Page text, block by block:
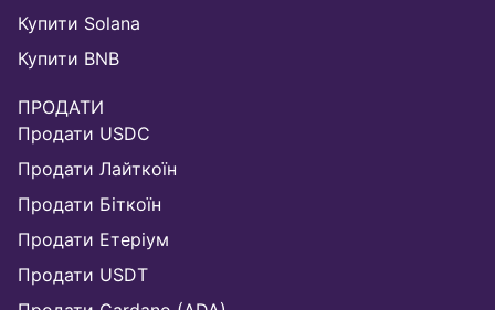
Купити Solana
Купити BNB
ПРОДАТИ
Продати USDC
Продати Лайткоїн
Продати Біткоїн
Продати Етеріум
Продати USDT